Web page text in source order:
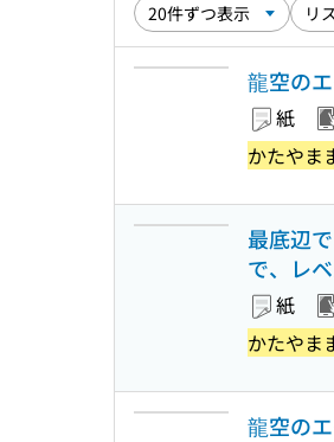
龍空の
紙
かたやま
最底辺
で、レ
紙
かたやま
龍空の